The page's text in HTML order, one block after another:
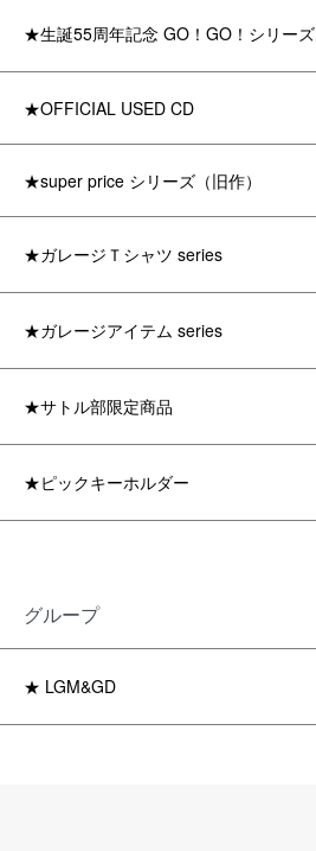
★生誕55周年記念 GO！GO！シリーズ
★OFFICIAL USED CD
★super price シリーズ（旧作）
★ガレージＴシャツ series
★ガレージアイテム series
★サトル部限定商品
★ピックキーホルダー
グループ
★ LGM&GD